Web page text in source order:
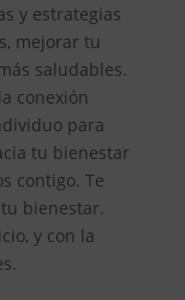
y estrategias
mejorar tu
saludables.
conexión
para
tu bienestar
contigo. Te
bienestar.
y con la